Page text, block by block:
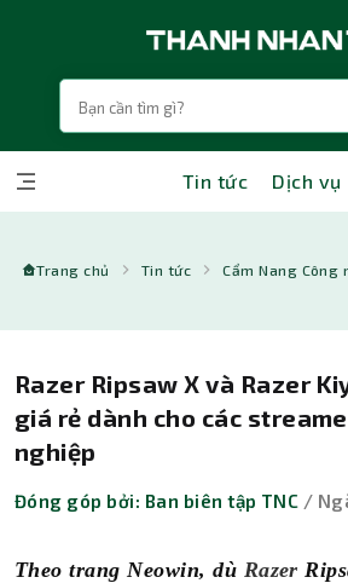
Tin tức Dịch vụ
Trang chủ Tin tức Cẩm Nang Công
Razer Ripsaw X và Razer
giá rẻ dành cho các
nghiệp
Đóng góp bởi: Ban biên tập TNC /
Theo trang Neowin, dù Razer